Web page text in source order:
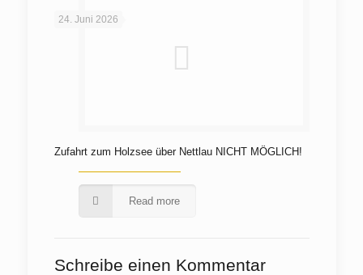
24. Juni 2026
Zufahrt zum Holzsee über Nettlau NICHT MÖGLICH!
Read more
Schreibe einen Kommentar